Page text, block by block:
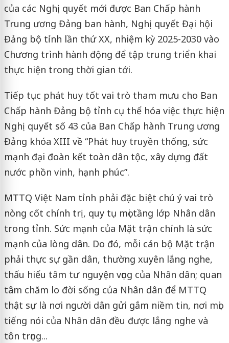
của các Nghị quyết mới được Ban Chấp hành
Trung ương Đảng ban hành, Nghị quyết Đại hội
Đảng bộ tỉnh lần thứ XX, nhiệm kỳ 2025-2030 vào
Chương trình hành động để tập trung triển khai
thực hiện trong thời gian tới.
Tiếp tục phát huy tốt vai trò tham mưu cho Ban
Chấp hành Đảng bộ tỉnh cụ thể hóa việc thực hiện
Nghị quyết số 43 của Ban Chấp hành Trung ương
Đảng khóa XIII về “Phát huy truyền thống, sức
mạnh đại đoàn kết toàn dân tộc, xây dựng đất
nước phồn vinh, hạnh phúc”.
MTTQ Việt Nam tỉnh phải đặc biệt chú ý vai trò
nòng cốt chính trị, quy tụ mọi tầng lớp Nhân dân
trong tỉnh. Sức mạnh của Mặt trận chính là sức
mạnh của lòng dân. Do đó, mỗi cán bộ Mặt trận
phải thực sự gần dân, thường xuyên lắng nghe,
thấu hiểu tâm tư nguyện vọng của Nhân dân; quan
tâm chăm lo đời sống của Nhân dân để MTTQ
thật sự là nơi người dân gửi gắm niềm tin, nơi mọi
tiếng nói của Nhân dân đều được lắng nghe và
tôn trọng...